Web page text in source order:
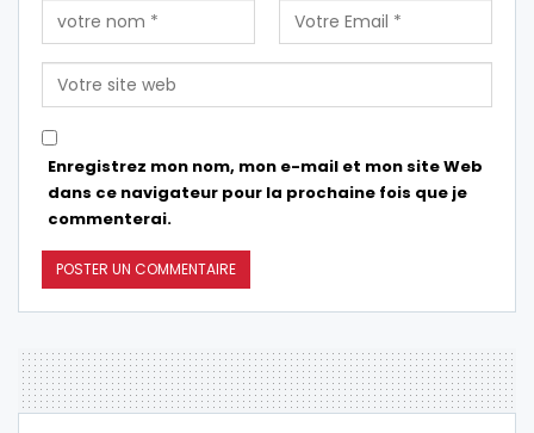
Enregistrez mon nom, mon e-mail et mon site Web
dans ce navigateur pour la prochaine fois que je
commenterai.